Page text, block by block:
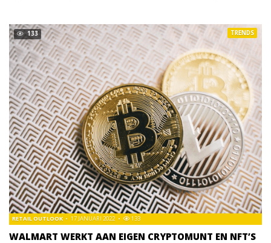
133
WALMART WERKT AAN EIGEN CRYPTOMUNT EN NFT’S
RETAIL OUTLOOK 17 JANUARI 2022 133
TRENDS